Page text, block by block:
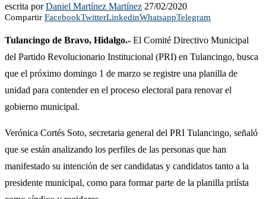
escrita porDaniel Martínez Martínez 27/02/2020
Compartir FacebookTwitterLinkedinWhatsappTelegram
Tulancingo de Bravo, Hidalgo.- El Comité Directivo Municipal
del Partido Revolucionario Institucional (PRI) en Tulancingo, busca
que el próximo domingo 1 de marzo se registre una planilla de
unidad para contender en el proceso electoral para renovar el
gobierno municipal.
Verónica Cortés Soto, secretaria general del PRI Tulancingo, señaló
que se están analizando los perfiles de las personas que han
manifestado su intención de ser candidatas y candidatos tanto a la
presidente municipal, como para formar parte de la planilla priísta